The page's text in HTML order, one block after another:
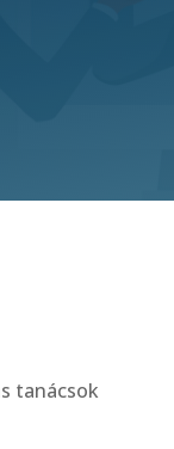
tanácsok